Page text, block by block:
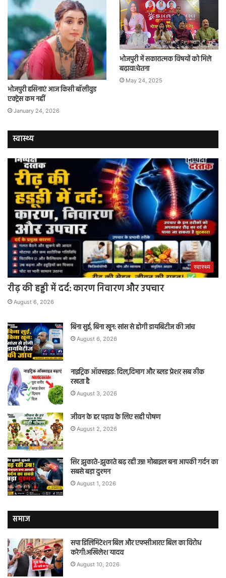
भोजपुरी हसिनाएं आज किसी बॉलीवुड
एक्ट्रेस कम नहीं
January 24, 2026
भोजपुरी में सकारात्मक विषयों को मिले
बढ़ावा:चेतना
May 24, 2025
स्वास्थ्य
स्वास्थ्य
रीढ़ की हड्डी में दर्द: कारण निवारण और उपचार
August 6, 2026
बिना सुई, बिना खून: सांस से होगी डायबिटीज की जांच
August 6, 2026
नाइट्रिक ऑक्साइड: दिल,दिमाग और ब्लड प्रेशर सब ठीक
रखता है
August 3, 2026
जीवन के हर पड़ाव के लिए सही पोषण
August 2, 2026
सिर झुकाते-झुकाते बढ़ रही उम्र! मोबाइल बना आपकी गर्दन का
सबसे बड़ा दुश्मन
August 1, 2026
समाज
सपा डिलिमिटेशन बिल और एफसीआरए बिल का विरोध
करेगी:अखिलेश यादव
August 10, 2026